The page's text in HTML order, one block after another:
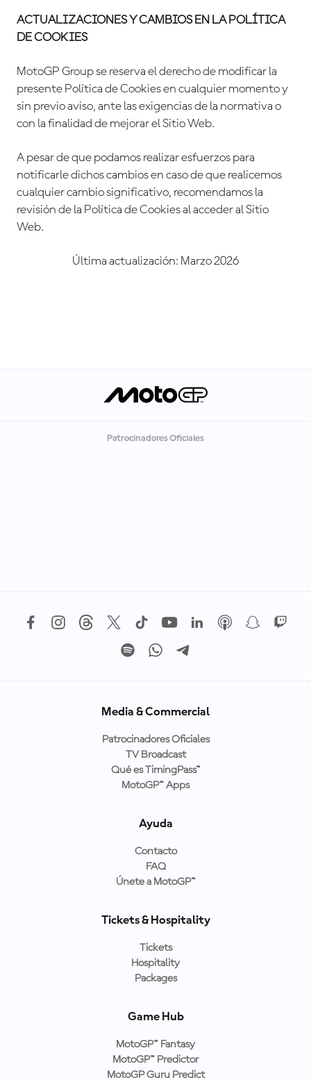
ACTUALIZACIONES Y CAMBIOS EN LA POLÍTICA
DE COOKIES
MotoGP Group se reserva el derecho de modificar la
presente Política de Cookies en cualquier momento y
sin previo aviso, ante las exigencias de la normativa o
con la finalidad de mejorar el Sitio Web.
A pesar de que podamos realizar esfuerzos para
notificarle dichos cambios en caso de que realicemos
cualquier cambio significativo, recomendamos la
revisión de la Política de Cookies al acceder al Sitio
Web.
Última actualización: Marzo 2026
Patrocinadores Oficiales
Media & Commercial
Patrocinadores Oficiales
TV Broadcast
Qué es TimingPass™
MotoGP™ Apps
Ayuda
Contacto
FAQ
Únete a MotoGP™
Tickets & Hospitality
Tickets
Hospitality
Packages
Game Hub
MotoGP™ Fantasy
MotoGP™ Predictor
MotoGP Guru Predict